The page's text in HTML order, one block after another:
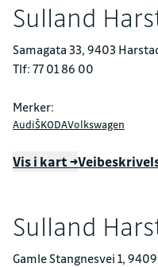
Sulland
Samagata 33, 9403
Tlf: 77 01 86 00
Merker:
AudiŠKODAVolkswagen
Vis i kart →
Sulland
Gamle Stangnesvei 1,